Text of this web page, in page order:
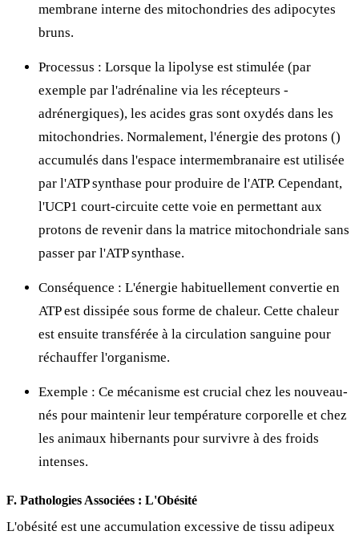
membrane interne des mitochondries des adipocytes
bruns.
Processus : Lorsque la lipolyse est stimulée (par
exemple par l'adrénaline via les récepteurs -
adrénergiques), les acides gras sont oxydés dans les
mitochondries. Normalement, l'énergie des protons ()
accumulés dans l'espace intermembranaire est utilisée
par l'ATP synthase pour produire de l'ATP. Cependant,
l'UCP1 court-circuite cette voie en permettant aux
protons de revenir dans la matrice mitochondriale sans
passer par l'ATP synthase.
Conséquence : L'énergie habituellement convertie en
ATP est dissipée sous forme de chaleur. Cette chaleur
est ensuite transférée à la circulation sanguine pour
réchauffer l'organisme.
Exemple : Ce mécanisme est crucial chez les nouveau-
nés pour maintenir leur température corporelle et chez
les animaux hibernants pour survivre à des froids
intenses.
F. Pathologies Associées : L'Obésité
L'obésité est une accumulation excessive de tissu adipeux